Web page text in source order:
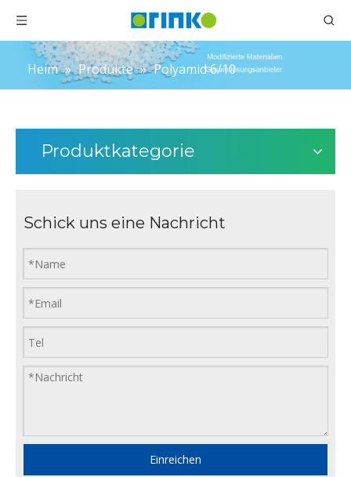
Heim » Produkte » Polyamid 6/10
Produktkategorie
Schick uns eine Nachricht
Einreichen